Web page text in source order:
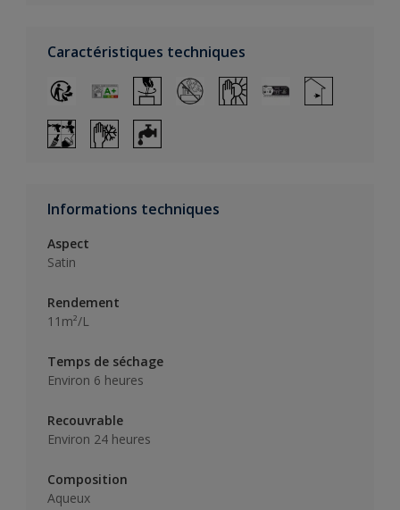
Caractéristiques techniques
Informations techniques
Aspect
Satin
Rendement
11m²/L
Temps de séchage
Environ 6 heures
Recouvrable
Environ 24 heures
Composition
Aqueux